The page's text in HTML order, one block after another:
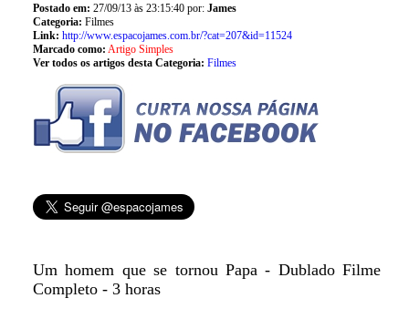
Postado em: 27/09/13 às 23:15:40 por: James
Categoria: Filmes
Link: http://www.espacojames.com.br/?cat=207&id=11524
Marcado como: Artigo Simples
Ver todos os artigos desta Categoria: Filmes
Um homem que se tornou Papa - Dublado Filme
Completo - 3 horas